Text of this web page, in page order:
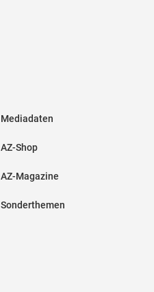
Mediadaten
AZ-Shop
AZ-Magazine
Sonderthemen